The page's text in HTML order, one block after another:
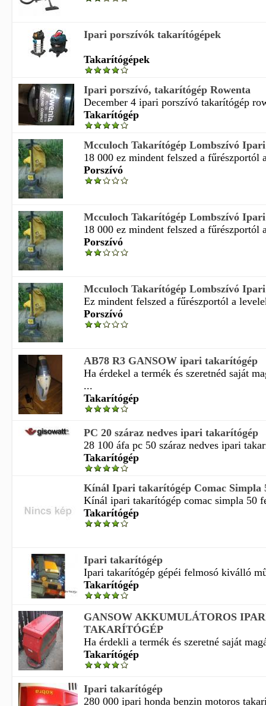
Ipari porszívók takarítógépek
Takarítógépek
Ipari porszívó, takarítógép Rowenta
December 4 ipari porszívó takarítógép
Takarítógép
Mcculoch Takarítógép Lombszívó
18 000 ez mindent felszed a fűrészportól
Porszívó
Mcculoch Takarítógép Lombszívó
18 000 ez mindent felszed a fűrészportól
Porszívó
Mcculoch Takarítógép Lombszívó
Ez mindent felszed a fűrészportól a
Porszívó
AB78 R3 GANSOW ipari takarítógép
Ha érdekel a termék és szeretnéd saját
...
Takarítógép
PC 20 száraz nedves ipari takarítógép
28 100 áfa pc 50 száraz nedves ipari
Takarítógép
Kínál Ipari takarítógép Comac Simpla
Kínál ipari takarítógép comac simpla 50
Takarítógép
Ipari takarítógép
Ipari takarítógép gépéi felmosó kiválló
Takarítógép
GANSOW AKKUMULÁTOROS
TAKARÍTÓGÉP
Ha érdekli a termék és szeretné saját
Takarítógép
Ipari takarítógép
280 000 ipari honda benzin motoros